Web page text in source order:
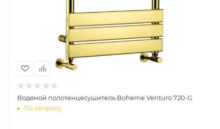
Водяной полотенцесушитель Boheme Venturo 720-G
По запросу